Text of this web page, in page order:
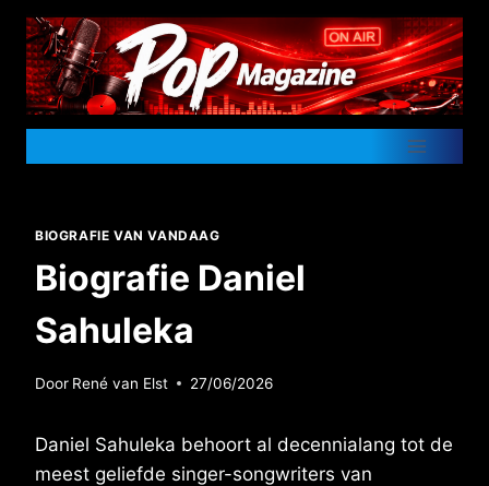
Doorgaan
naar
inhoud
BIOGRAFIE VAN VANDAAG
Biografie Daniel
Sahuleka
Door René van Elst 27/06/2026
Daniel Sahuleka behoort al decennialang tot de
meest geliefde singer-songwriters van